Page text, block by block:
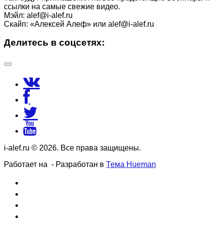
ссылки на самые свежие видео.
Мэйл: alef@i-alef.ru
Скайп: «Алексей Алеф» или alef@i-alef.ru
Делитесь в соцсетях:
i-alef.ru © 2026. Все права защищены.
Работает на - Разработан в Тема Hueman